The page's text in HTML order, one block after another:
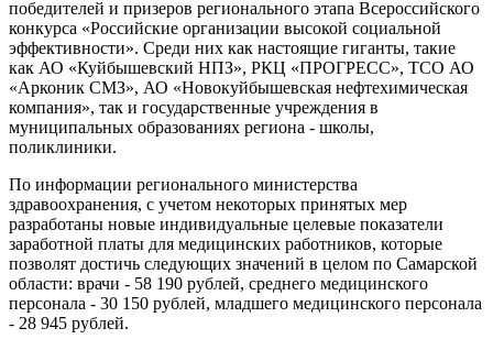
победителей и призеров регионального этапа Всероссийского
конкурса «Российские организации высокой социальной
эффективности». Среди них как настоящие гиганты, такие
как АО «Куйбышевский НПЗ», РКЦ «ПРОГРЕСС», ТСО АО
«Арконик СМЗ», АО «Новокуйбышевская нефтехимическая
компания», так и государственные учреждения в
муниципальных образованиях региона - школы,
поликлиники.
По информации регионального министерства
здравоохранения, с учетом некоторых принятых мер
разработаны новые индивидуальные целевые показатели
заработной платы для медицинских работников, которые
позволят достичь следующих значений в целом по Самарской
области: врачи - 58 190 рублей, среднего медицинского
персонала - 30 150 рублей, младшего медицинского персонала
- 28 945 рублей.